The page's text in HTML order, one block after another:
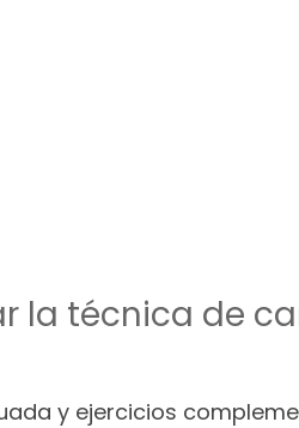
la técnica de
y ejercicios